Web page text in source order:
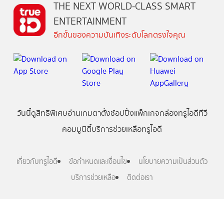
THE NEXT WORLD-CLASS SMART
ENTERTAINMENT
อีกขั้นของความบันเทิงระดับโลกตรงใจคุณ
วันนี้ดูสิทธิพิเศษอ่านเกมตาตั้งช้อปปิ้งแพ็กเกจกล่องทรูไอดีทีวี
คอมมูนิตี้บริการช่วยเหลือทรูไอดี
เกี่ยวกับทรูไอดี ข้อกำหนดและเงื่อนไข
นโยบายความเป็นส่วนตัว
บริการช่วยเหลือ
ติดต่อเรา